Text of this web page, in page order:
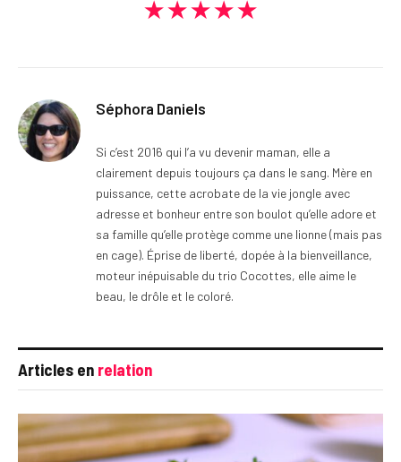
★★★★★
Séphora Daniels
Si c’est 2016 qui l’a vu devenir maman, elle a
clairement depuis toujours ça dans le sang. Mère en
puissance, cette acrobate de la vie jongle avec
adresse et bonheur entre son boulot qu’elle adore et
sa famille qu’elle protège comme une lionne (mais pas
en cage). Éprise de liberté, dopée à la bienveillance,
moteur inépuisable du trio Cocottes, elle aime le
beau, le drôle et le coloré.
Articles en relation